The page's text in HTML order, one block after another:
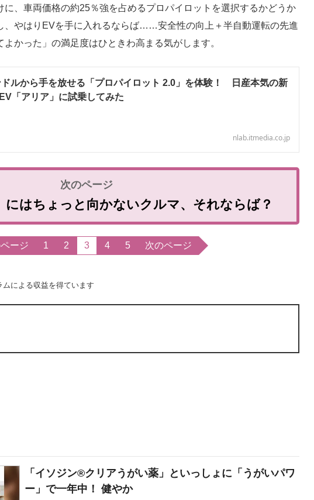
、車両価格の約25％強を占めるプロパイロットを選択するかどうか
、やはりEVを手に入れるならば……安全性の向上＋半自動運転の先進
かった」の満足度はひときわ高まる気がします。
ルから手を放せる「プロパイロット 2.0」を体験！ 日産本気の新
「アリア」に試乗してみた
nlab.itmedia.co.jp
にはちょっと向かないクルマ、それならば？
ージ 1 2 3 4 5 次のページ
による収益を得ています
「イソジン®クリアうがい薬」といっしょに「うがいパワ
ー」で一年中！ 健やか